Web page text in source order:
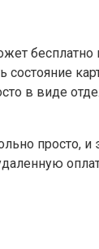
в виде
просто,